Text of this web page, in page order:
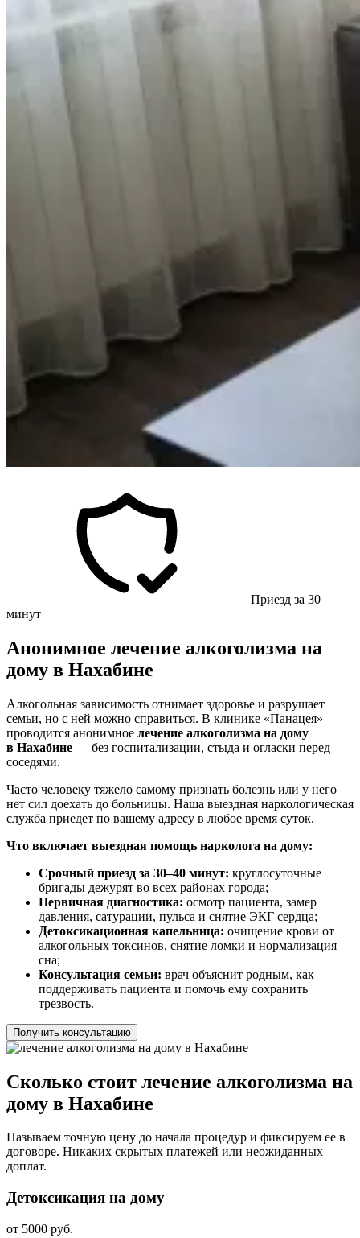
Приезд за 30
минут
Анонимное лечение алкоголизма на
дому в Нахабине
Алкогольная зависимость отнимает здоровье и разрушает
семьи, но с ней можно справиться. В клинике «Панацея»
проводится анонимное лечение алкоголизма на дому
в Нахабине — без госпитализации, стыда и огласки перед
соседями.
Часто человеку тяжело самому признать болезнь или у него
нет сил доехать до больницы. Наша выездная наркологическая
служба приедет по вашему адресу в любое время суток.
Что включает выездная помощь нарколога на дому:
Срочный приезд за 30–40 минут: круглосуточные
бригады дежурят во всех районах города;
Первичная диагностика: осмотр пациента, замер
давления, сатурации, пульса и снятие ЭКГ сердца;
Детоксикационная капельница: очищение крови от
алкогольных токсинов, снятие ломки и нормализация
сна;
Консультация семьи: врач объяснит родным, как
поддерживать пациента и помочь ему сохранить
трезвость.
Получить консультацию
Сколько стоит лечение алкоголизма на
дому в Нахабине
Называем точную цену до начала процедур и фиксируем ее в
договоре. Никаких скрытых платежей или неожиданных
доплат.
Детоксикация на дому
от 5000 руб.